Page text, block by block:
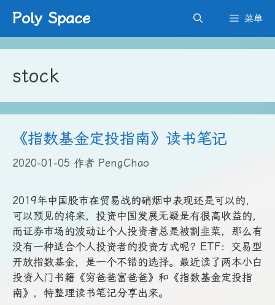
内
容
Poly Space 菜单
stock
《指数基金定投指南》读书笔记
2020-01-05 作者 PengChao
2019年中国股市在贸易战的硝烟中表现还是可以的，
可以预见的将来，投资中国发展无疑是有很高收益的，
而证券市场的波动让个人投资者总是被割韭菜，那么有
没有一种适合个人投资者的投资方式呢？ETF：交易型
开放指数基金，是一个不错的选择。最近读了两本小白
投资入门书籍《穷爸爸富爸爸》和《指数基金定投指
南》，特整理读书笔记分享出来。